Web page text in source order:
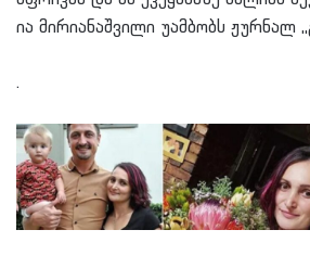
ია მირიანაშვილი უამბობს ჟურნალ
.